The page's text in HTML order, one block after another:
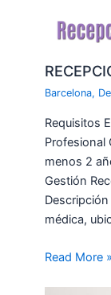
Barcelona,
Requisitos
Profesional
menos 2
Gestión
médica,
Read More »